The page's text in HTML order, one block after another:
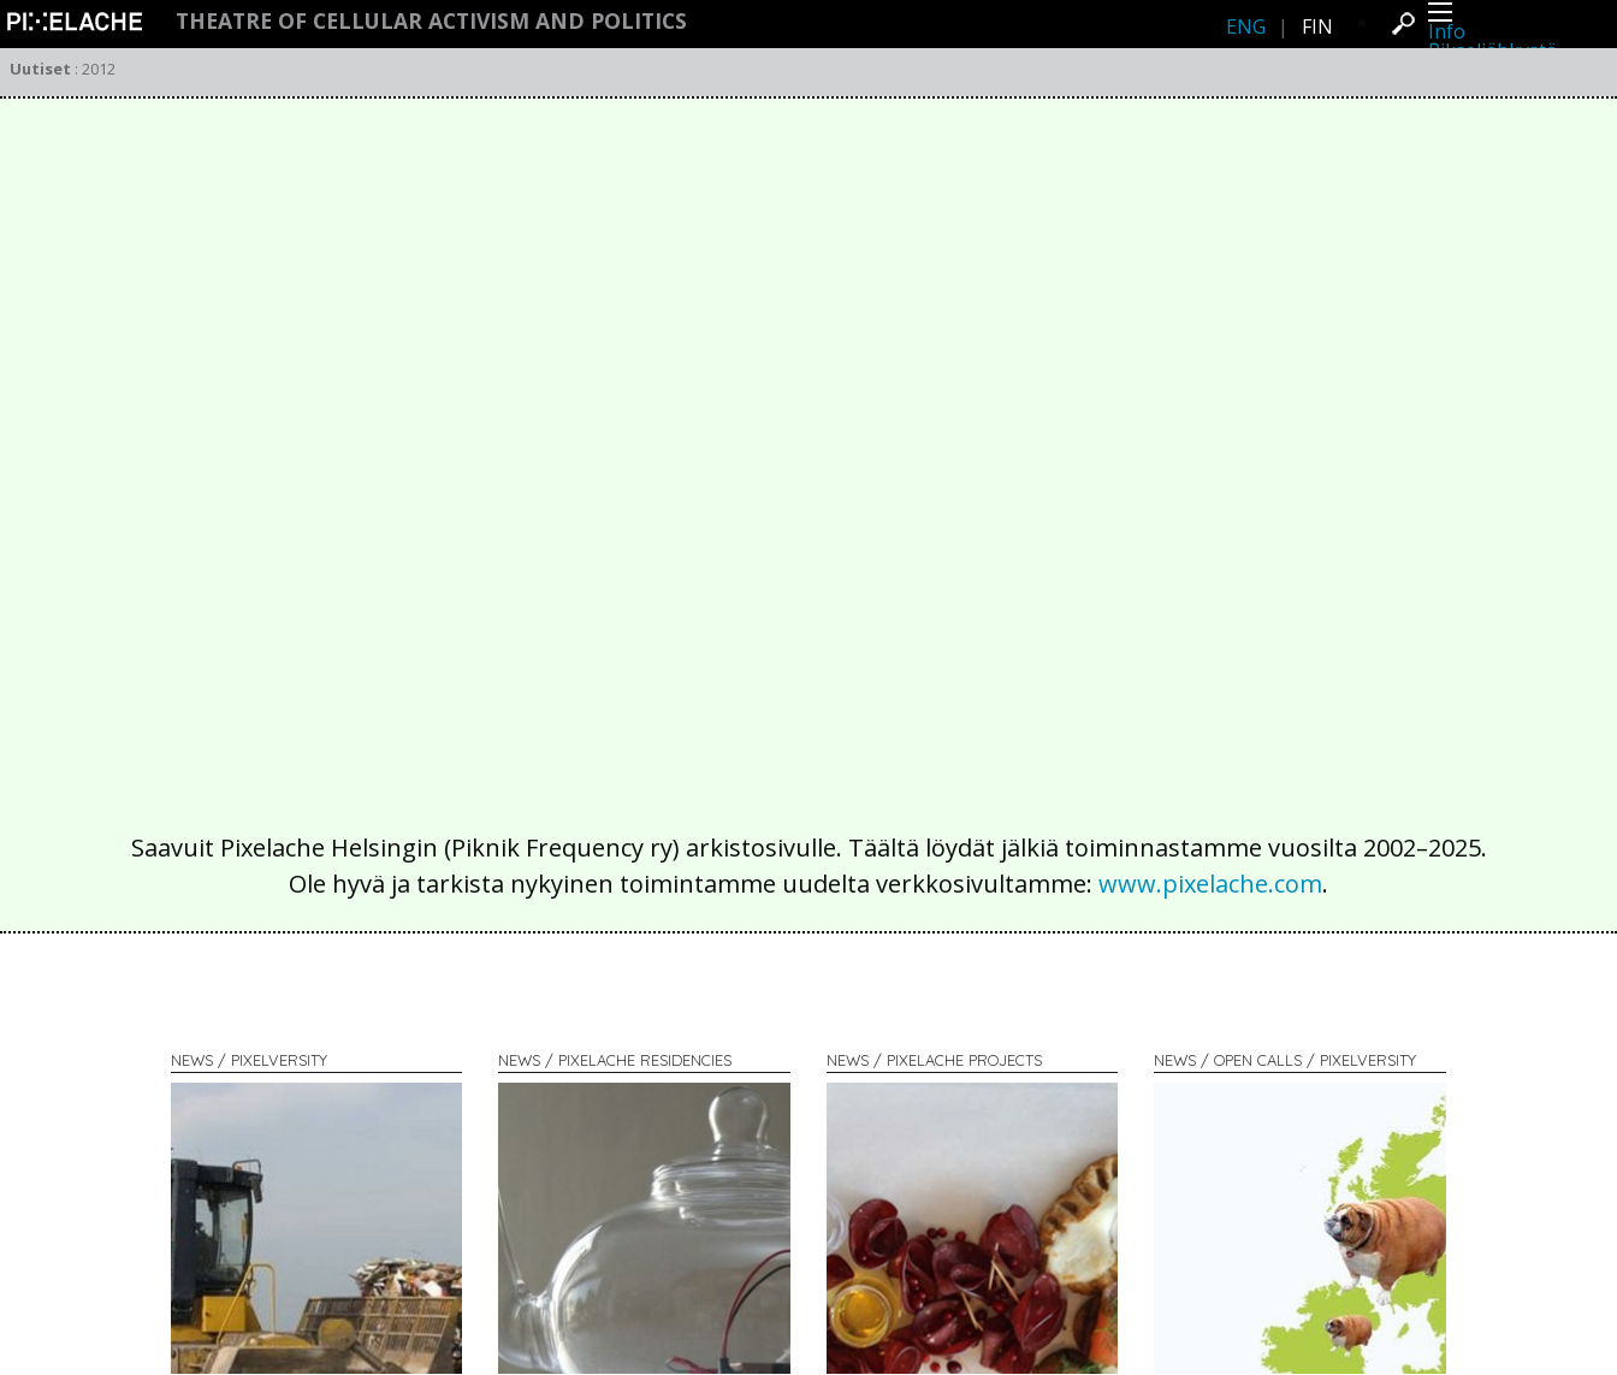
THEATRE OF CELLULAR ACTIVISM AND POLITICS Info
Pikseliähkystä
ENG | FIN
Uutiset : 2012
Saavuit Pixelache Helsingin (Piknik Frequency ry) arkistosivulle. Täältä löydät jälkiä toiminnastamme vuosilta 2002–2025.
Ole hyvä ja tarkista nykyinen toimintamme uudelta verkkosivultamme: www.pixelache.com.
NEWS / PIXELVERSITY NEWS / PIXELACHE RESIDENCIES NEWS / PIXELACHE PROJECTS NEWS / OPEN CALLS / PIXELVERSITY